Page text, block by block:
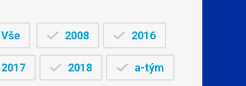
Vše 2008 2016
2017 2018 a-tým